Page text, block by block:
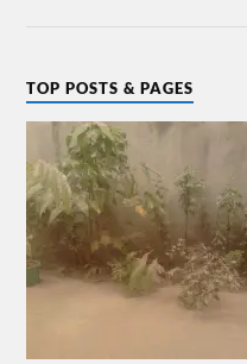
TOP POSTS & PAGES